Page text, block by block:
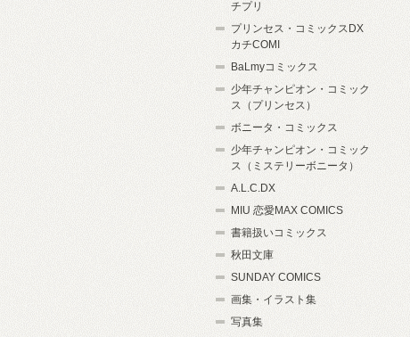
チプリ
プリンセス・コミックスDX
カチCOMI
BaLmyコミックス
少年チャンピオン・コミック
ス（プリンセス）
ボニータ・コミックス
少年チャンピオン・コミック
ス（ミステリーボニータ）
A.L.C.DX
MIU 恋愛MAX COMICS
書籍扱いコミックス
秋田文庫
SUNDAY COMICS
画集・イラスト集
写真集